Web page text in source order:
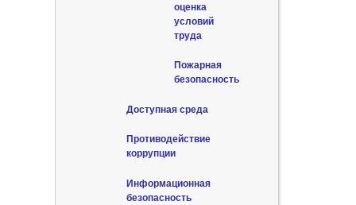
оценка
условий
труда
Пожарная
безопасность
Доступная среда
Противодействие
коррупции
Информационная
безопасность